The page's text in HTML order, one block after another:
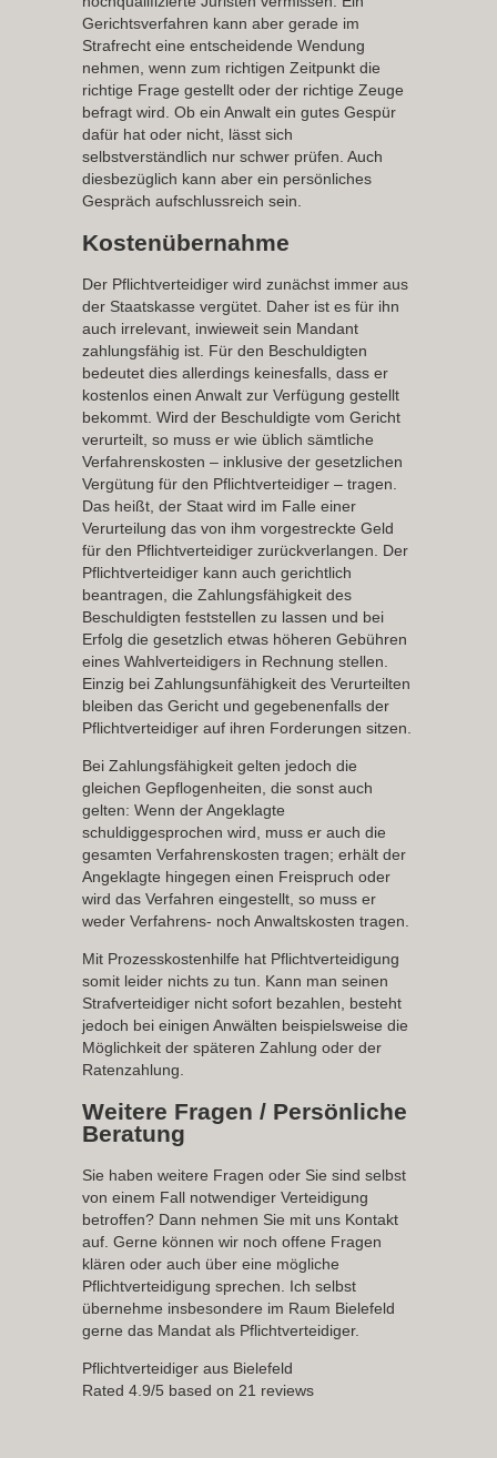
Gerichtsverfahren kann aber gerade im
Strafrecht eine entscheidende Wendung
nehmen, wenn zum richtigen Zeitpunkt die
richtige Frage gestellt oder der richtige Zeuge
befragt wird. Ob ein Anwalt ein gutes Gespür
dafür hat oder nicht, lässt sich
selbstverständlich nur schwer prüfen. Auch
diesbezüglich kann aber ein persönliches
Gespräch aufschlussreich sein.
Kostenübernahme
Der Pflichtverteidiger wird zunächst immer aus
der Staatskasse vergütet. Daher ist es für ihn
auch irrelevant, inwieweit sein Mandant
zahlungsfähig ist. Für den Beschuldigten
bedeutet dies allerdings keinesfalls, dass er
kostenlos einen Anwalt zur Verfügung gestellt
bekommt. Wird der Beschuldigte vom Gericht
verurteilt, so muss er wie üblich sämtliche
Verfahrenskosten – inklusive der gesetzlichen
Vergütung für den Pflichtverteidiger – tragen.
Das heißt, der Staat wird im Falle einer
Verurteilung das von ihm vorgestreckte Geld
für den Pflichtverteidiger zurückverlangen. Der
Pflichtverteidiger kann auch gerichtlich
beantragen, die Zahlungsfähigkeit des
Beschuldigten feststellen zu lassen und bei
Erfolg die gesetzlich etwas höheren Gebühren
eines Wahlverteidigers in Rechnung stellen.
Einzig bei Zahlungsunfähigkeit des Verurteilten
bleiben das Gericht und gegebenenfalls der
Pflichtverteidiger auf ihren Forderungen sitzen.
Bei Zahlungsfähigkeit gelten jedoch die
gleichen Gepflogenheiten, die sonst auch
gelten: Wenn der Angeklagte
schuldiggesprochen wird, muss er auch die
gesamten Verfahrenskosten tragen; erhält der
Angeklagte hingegen einen Freispruch oder
wird das Verfahren eingestellt, so muss er
weder Verfahrens- noch Anwaltskosten tragen.
Mit Prozesskostenhilfe hat Pflichtverteidigung
somit leider nichts zu tun. Kann man seinen
Strafverteidiger nicht sofort bezahlen, besteht
jedoch bei einigen Anwälten beispielsweise die
Möglichkeit der späteren Zahlung oder der
Ratenzahlung.
Weitere Fragen / Persönliche
Beratung
Sie haben weitere Fragen oder Sie sind selbst
von einem Fall notwendiger Verteidigung
betroffen? Dann nehmen Sie mit uns Kontakt
auf. Gerne können wir noch offene Fragen
klären oder auch über eine mögliche
Pflichtverteidigung sprechen. Ich selbst
übernehme insbesondere im Raum Bielefeld
gerne das Mandat als Pflichtverteidiger.
Pflichtverteidiger aus Bielefeld
Rated 4.9/5 based on 21 reviews